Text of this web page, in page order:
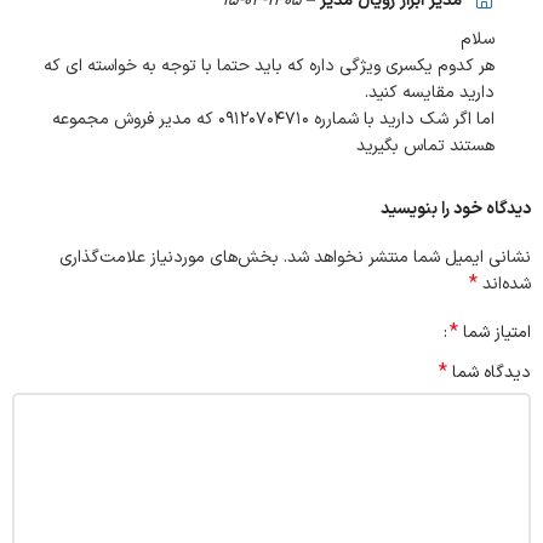
فشار خروجی واقعی
حداکثر فشار پمپ
قدرت پمپاژ آب
سیستم توقف خودکار
دارد – برای افزایش
نوع نازل
سلام
هر کدوم یکسری ویژگی داره که باید حتما با توجه به خواسته ای که
دارید مقایسه کنید.
اما اگر شک دارید با شمارره ۰۹۱۲۰۷۰۴۷۱۰ که مدیر فروش مجموعه
هستند تماس بگیرید
دیدگاه خود را بنویسید
نشانی ایمیل شما منتشر نخواهد شد. بخش‌های موردنیاز علامت‌گذاری
شده‌اند*
امتیاز شما*
دیدگاه شما*